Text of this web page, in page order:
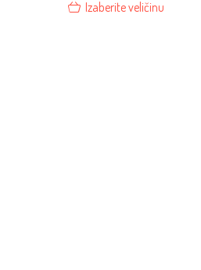
Izaberite veličinu